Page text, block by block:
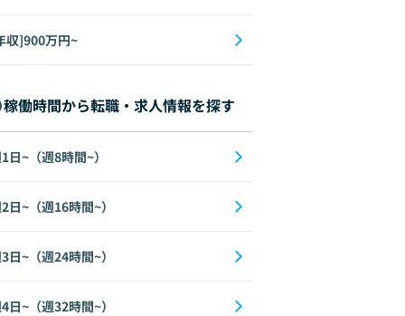
収]900万円~
稼働時間から転職・求人情報を探す
日~（週8時間~）
日~（週16時間~）
日~（週24時間~）
日~（週32時間~）